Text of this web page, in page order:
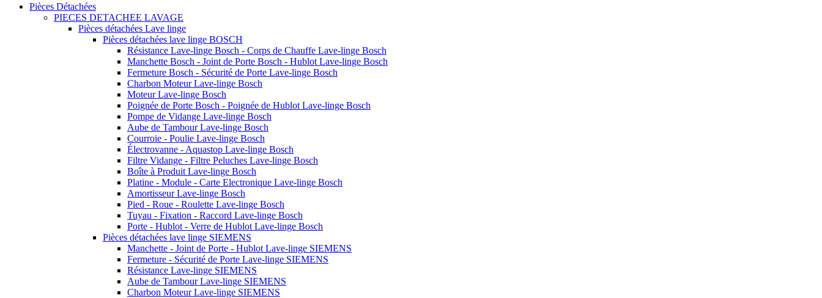
Pièces Détachées
PIECES DETACHEE LAVAGE
Pièces détachées Lave linge
Pièces détachées lave linge BOSCH
Résistance Lave-linge Bosch - Corps de Chauffe Lave-linge Bosch
Manchette Bosch - Joint de Porte Bosch - Hublot Lave-linge Bosch
Fermeture Bosch - Sécurité de Porte Lave-linge Bosch
Charbon Moteur Lave-linge Bosch
Moteur Lave-linge Bosch
Poignée de Porte Bosch - Poignée de Hublot Lave-linge Bosch
Pompe de Vidange Lave-linge Bosch
Aube de Tambour Lave-linge Bosch
Courroie - Poulie Lave-linge Bosch
Électrovanne - Aquastop Lave-linge Bosch
Filtre Vidange - Filtre Peluches Lave-linge Bosch
Boîte à Produit Lave-linge Bosch
Platine - Module - Carte Electronique Lave-linge Bosch
Amortisseur Lave-linge Bosch
Pied - Roue - Roulette Lave-linge Bosch
Tuyau - Fixation - Raccord Lave-linge Bosch
Porte - Hublot - Verre de Hublot Lave-linge Bosch
Pièces détachées lave linge SIEMENS
Manchette - Joint de Porte - Hublot Lave-linge SIEMENS
Fermeture - Sécurité de Porte Lave-linge SIEMENS
Résistance Lave-linge SIEMENS
Aube de Tambour Lave-linge SIEMENS
Charbon Moteur Lave-linge SIEMENS